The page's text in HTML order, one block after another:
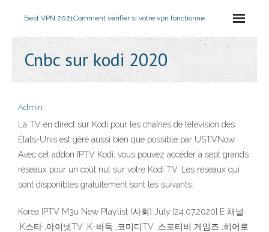
Best VPN 2021Comment vérifier si votre vpn fonctionne
Cnbc sur kodi 2020
Admin
La TV en direct sur Kodi pour les chaînes de télévision des
États-Unis est géré aussi bien que possible par USTVNow.
Avec cet addon IPTV Kodi, vous pouvez accéder à sept grands
réseaux pour un coût nul sur votre Kodi TV. Les réseaux qui
sont disponibles gratuitement sont les suivants:
Korea IPTV M3u New Playlist (사회) July [24.07.2020] E 채널
,K스타 ,아이넷TV ,K-바둑 ,코미디TV ,스포티비 게임즈 ,히어로